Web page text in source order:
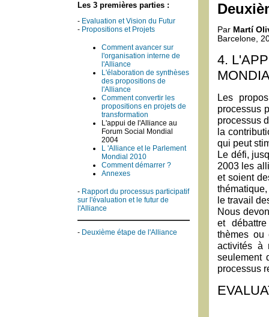
Les 3 premières parties :
- Evaluation et Vision du Futur
- Propositions et Projets
Comment avancer sur
l'organisation interne de
l'Alliance
L'élaboration de synthèses
des propositions de
l'Alliance
Comment convertir les
propositions en projets de
transformation
L'appui de l'Alliance au
Forum Social Mondial
2004
L 'Alliance et le Parlement
Mondial 2010
Comment démarrer ?
Annexes
- Rapport du processus participatif
sur l'évaluation et le futur de
l'Alliance
- Deuxième étape de l'Alliance
Par Martí
Barcelone,
4.
Les
processus
processus
la
qui peut
Le défi,
2003 les
et soient
le travail
Nous
et
thèmes ou
activités à
seulement
processus